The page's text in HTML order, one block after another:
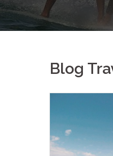
Blog